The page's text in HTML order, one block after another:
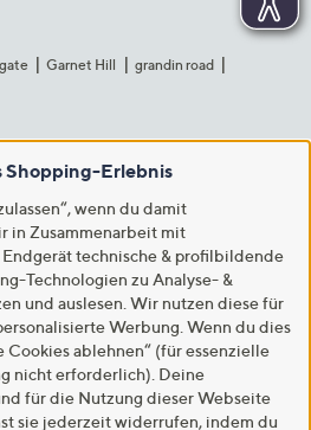
Garnet Hill
grandin road
Shopping-Erlebnis
wenn du damit
in Zusammenarbeit mit
technische & profilbildende
Technologien zu Analyse- &
und auslesen. Wir nutzen diese für
Werbung. Wenn du dies
Cookies ablehnen“ (für essenzielle
nicht erforderlich). Deine
für die Nutzung dieser Webseite
sie jederzeit widerrufen, indem du